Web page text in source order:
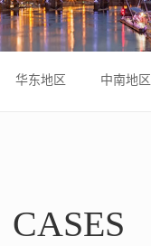
华东地区 中南地区
CASES